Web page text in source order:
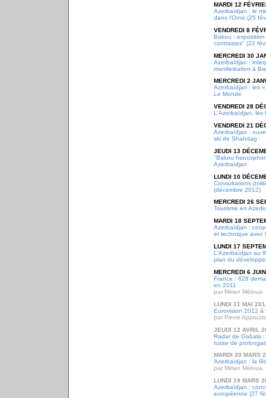
MARDI 12
Azerbaïdjan : le
dans l'Orne (25
VENDREDI 8
Bakou :
contrastes" (22
MERCREDI 30
Azerbaïdjan :
manifestation à
MERCREDI 2
Azerbaïdjan : les
Le Monde
VENDREDI 28
L'Azerbaïdjan, les
VENDREDI 21
Azerbaïdjan :
ski de Shahdag
JEUDI 13
"Bakou
Azerbaïdjan
LUNDI 10
Consultations
(décembre 2012)
MERCREDI 26
Tourisme en
MARDI 18
Azerbaïdjan :
et technique avec
LUNDI 17
L'Azerbaïdjan au
plan du
MERCREDI 6
France : 628
en 2011
par Mirian Méloua
LUNDI 21 MAI
Eurovision 2012 à
par Pierre
JEUDI 12 AVRIL
Radar de Gabala
russe de
MARDI 20 MARS
Azerbaïdjan : la
par Mirian Méloua
LUNDI 19 MARS
Azerbaïdjan :
européenne (27